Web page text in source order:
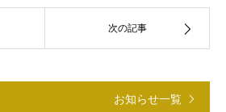
次の記事
お知らせ一覧